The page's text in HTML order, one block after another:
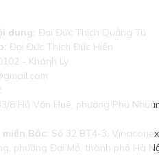
dung: Đại Đức Thích Quảng Tú
Đại Đức Thích Đức Hiển
- Khánh Ly
8 Hồ Văn Huê, phường Phú
Bắc: Số 32 BT4-3,
phường Đại Mỗ, thành phố Hà